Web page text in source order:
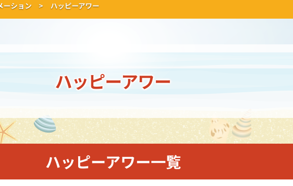
ーション > ハッピーアワー
ハッピーアワー
ハッピーアワー一覧